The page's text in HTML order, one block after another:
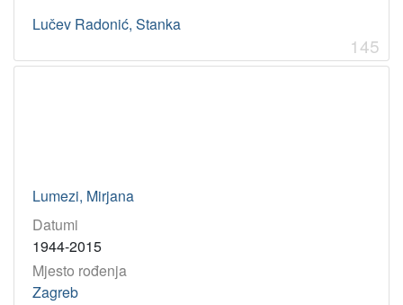
Lučev Radonić, Stanka
145
Lumezi, Mirjana
Datumi
1944-2015
Mjesto rođenja
Zagreb